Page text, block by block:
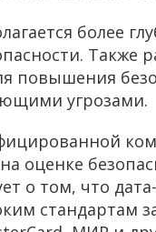
более
повышения
угрозами.
оценке
о том, что
стандартам